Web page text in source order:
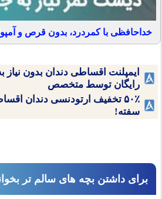
خداحافظی با کمردرد، بدون قرص و
ایمپلنت اقساطی دندان بدون
رایگان توسط متخصص
۵۰٪ تخفیف ارتودنسی دندان
سفته!
برای داشتن بچه های سالم تر